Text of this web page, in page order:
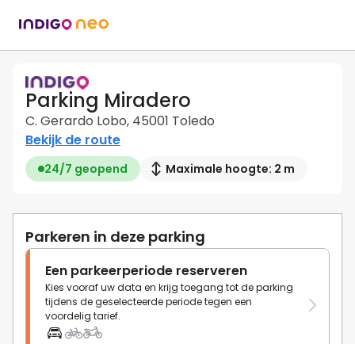
Parking Miradero
C. Gerardo Lobo, 45001 Toledo
Bekijk de route
24/7 geopend Maximale hoogte: 2 m
Parkeren in deze parking
Een parkeerperiode reserveren
Kies vooraf uw data en krijg toegang tot de parking
tijdens de geselecteerde periode tegen een
voordelig tarief.